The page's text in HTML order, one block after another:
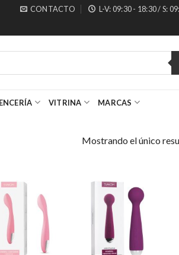
PARA MAYORISTAS
CONTACTO L-V: 09:30 - 18:30 / S:
VITRINA MARCAS
Mostrando el único